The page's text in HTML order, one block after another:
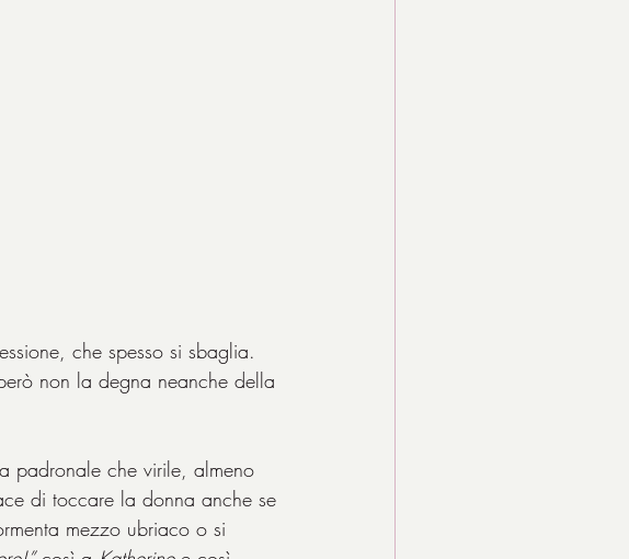
che spesso si sbaglia.
non la degna neanche della
padronale che virile, almeno
di toccare la donna anche se
mezzo ubriaco o si